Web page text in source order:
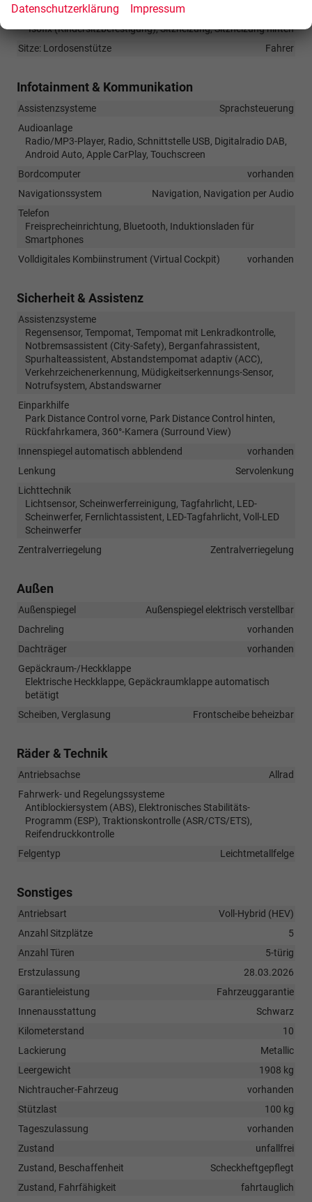
Sitze
Isofix (Kindersitzbefestigung), Sitzheizung, Sitzheizung hinten
Sitze: Lordosenstütze
Fahrer
Infotainment & Kommunikation
Assistenzsysteme
Sprachsteuerung
Audioanlage
Radio/MP3-Player, Radio, Schnittstelle USB, Digitalradio DAB,
Android Auto, Apple CarPlay, Touchscreen
Bordcomputer
vorhanden
Navigationssystem
Navigation, Navigation per Audio
Telefon
Freisprecheinrichtung, Bluetooth, Induktionsladen für
Smartphones
Volldigitales Kombiinstrument (Virtual Cockpit)
vorhanden
Sicherheit & Assistenz
Assistenzsysteme
Regensensor, Tempomat, Tempomat mit Lenkradkontrolle,
Notbremsassistent (City-Safety), Berganfahrassistent,
Spurhalteassistent, Abstandstempomat adaptiv (ACC),
Verkehrzeichenerkennung, Müdigkeitserkennungs-Sensor,
Notrufsystem, Abstandswarner
Einparkhilfe
Park Distance Control vorne, Park Distance Control hinten,
Rückfahrkamera, 360°-Kamera (Surround View)
Innenspiegel automatisch abblendend
vorhanden
Lenkung
Servolenkung
Lichttechnik
Lichtsensor, Scheinwerferreinigung, Tagfahrlicht, LED-
Scheinwerfer, Fernlichtassistent, LED-Tagfahrlicht, Voll-LED
Scheinwerfer
Zentralverriegelung
Zentralverriegelung
Außen
Außenspiegel
Außenspiegel elektrisch verstellbar
Dachreling
vorhanden
Dachträger
vorhanden
Gepäckraum-/Heckklappe
Elektrische Heckklappe, Gepäckraumklappe automatisch
betätigt
Scheiben, Verglasung
Frontscheibe beheizbar
Räder & Technik
Antriebsachse
Allrad
Fahrwerk- und Regelungssysteme
Antiblockiersystem (ABS), Elektronisches Stabilitäts-
Programm (ESP), Traktionskontrolle (ASR/CTS/ETS),
Reifendruckkontrolle
Felgentyp
Leichtmetallfelge
Sonstiges
Antriebsart
Voll-Hybrid (HEV)
Anzahl Sitzplätze
5
Anzahl Türen
5-türig
Erstzulassung
28.03.2026
Garantieleistung
Fahrzeuggarantie
Innenausstattung
Schwarz
Kilometerstand
10
Lackierung
Metallic
Leergewicht
1908 kg
Nichtraucher-Fahrzeug
vorhanden
Stützlast
100 kg
Tageszulassung
vorhanden
Zustand
unfallfrei
Zustand, Beschaffenheit
Scheckheftgepflegt
Zustand, Fahrfähigkeit
fahrtauglich
Datenschutzerklärung Impressum